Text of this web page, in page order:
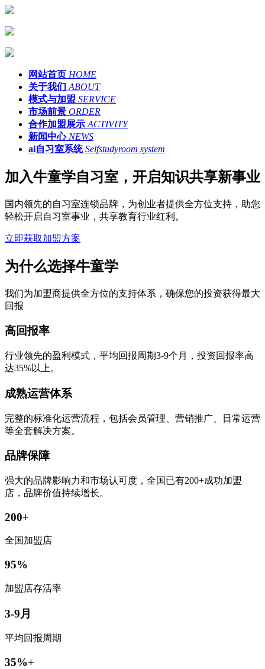
网站首页 HOME
关于我们 ABOUT
模式与加盟 SERVICE
市场前景 ORDER
合作加盟展示 ACTIVITY
新闻中心 NEWS
ai自习室系统 Selfstudyroom system
加入牛童学自习室，开启知识共享新事业
国内领先的自习室连锁品牌，为创业者提供全方位支持，助您
轻松开启自习室事业，共享教育行业红利。
立即获取加盟方案
为什么选择牛童学
我们为加盟商提供全方位的支持体系，确保您的投资获得最大
回报
高回报率
行业领先的盈利模式，平均回报周期3-9个月，投资回报率高
达35%以上。
成熟运营体系
完整的标准化运营流程，包括会员管理、营销推广、日常运营
等全套解决方案。
品牌保障
强大的品牌影响力和市场认可度，全国已有200+成功加盟
店，品牌价值持续增长。
200+
全国加盟店
95%
加盟店存活率
3-9月
平均回报周期
35%+